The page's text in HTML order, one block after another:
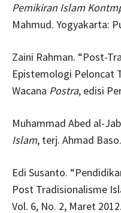
Pemikiran Islam
Mahmud. Yogyakarta:
Zaini Rahman. “Post-
Epistemologi Peloncat
Wacana Postra, edisi
Muhammad Abed al-
Islam, terj. Ahmad
Edi Susanto.
Post Tradisionalisme
Vol. 6, No. 2, Maret 2012.